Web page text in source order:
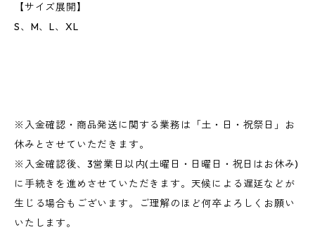
【サイズ展開】
S、M、L、XL
※入金確認・商品発送に関する業務は「土・日・祝祭日」お
休みとさせていただきます。
※入金確認後、3営業日以内(土曜日・日曜日・祝日はお休み)
に手続きを進めさせていただきます。天候による遅延などが
生じる場合もございます。ご理解のほど何卒よろしくお願い
いたします。